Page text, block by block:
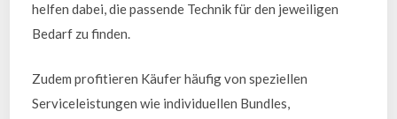
helfen dabei, die passende Technik für den jeweiligen
Bedarf zu finden.
Zudem profitieren Käufer häufig von speziellen
Serviceleistungen wie individuellen Bundles,